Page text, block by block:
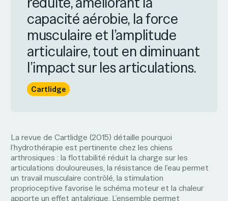
capacité aérobie, la force
musculaire et l’amplitude
articulaire, tout en diminuant
l’impact sur les articulations.
Cartlidge
La revue de Cartlidge (2015) détaille pourquoi
l’hydrothérapie est pertinente chez les chiens
arthrosiques : la flottabilité réduit la charge sur les
articulations douloureuses, la résistance de l’eau permet
un travail musculaire contrôlé, la stimulation
proprioceptive favorise le schéma moteur et la chaleur
apporte un effet antalgique. L’ensemble permet